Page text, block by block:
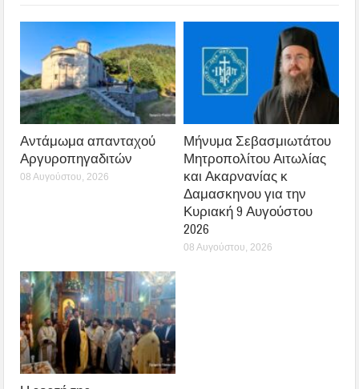
Αντάμωμα απανταχού
Αργυροπηγαδιτών
08 Αυγούστου, 2026
Μήνυμα Σεβασμιωτάτου
Μητροπολίτου Αιτωλίας
και Ακαρνανίας κ
Δαμασκηνου για την
Κυριακή 9 Αυγούστου
2026
08 Αυγούστου, 2026